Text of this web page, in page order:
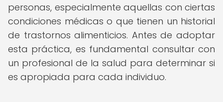
personas, especialmente aquellas con ciertas
condiciones médicas o que tienen un historial
de trastornos alimenticios. Antes de adoptar
esta práctica, es fundamental consultar con
un profesional de la salud para determinar si
es apropiada para cada individuo.